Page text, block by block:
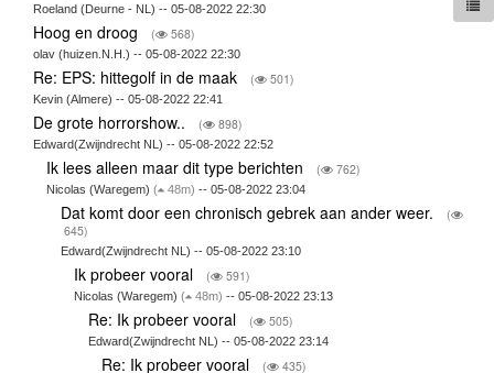
Roeland (Deurne - NL) -- 05-08-2022 22:30
Hoog en droog ( 568)
olav (huizen.N.H.) -- 05-08-2022 22:30
Re: EPS: hittegolf in de maak ( 501)
Kevin (Almere) -- 05-08-2022 22:41
De grote horrorshow.. ( 898)
Edward(Zwijndrecht NL) -- 05-08-2022 22:52
Ik lees alleen maar dit type berichten ( 762)
Nicolas (Waregem)( 48m) -- 05-08-2022 23:04
Dat komt door een chronisch gebrek aan ander weer.
(
645)
Edward(Zwijndrecht NL) -- 05-08-2022 23:10
Ik probeer vooral ( 591)
Nicolas (Waregem)( 48m) -- 05-08-2022 23:13
Re: Ik probeer vooral ( 505)
Edward(Zwijndrecht NL) -- 05-08-2022 23:14
Re: Ik probeer vooral ( 435)